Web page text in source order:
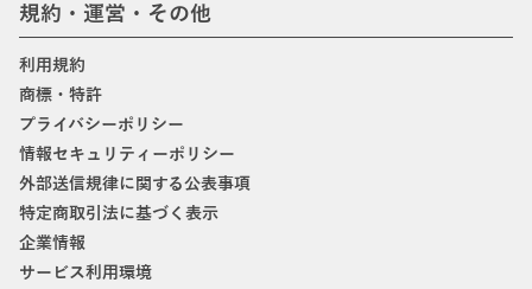
規約・運営・その他
利用規約
商標・特許
プライバシーポリシー
情報セキュリティーポリシー
外部送信規律に関する公表事項
特定商取引法に基づく表示
企業情報
サービス利用環境